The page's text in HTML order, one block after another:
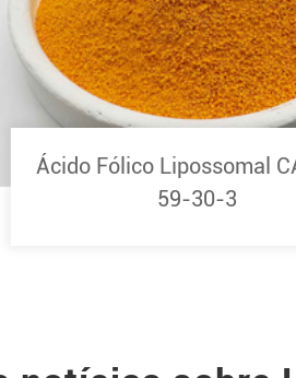
Ácido Fólico Lipossomal
59-30-3